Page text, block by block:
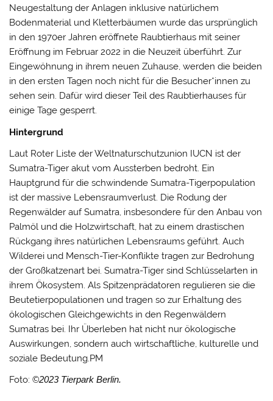
Neugestaltung der Anlagen inklusive natürlichem
Bodenmaterial und Kletterbäumen wurde das ursprünglich
in den 1970er Jahren eröffnete Raubtierhaus mit seiner
Eröffnung im Februar 2022 in die Neuzeit überführt. Zur
Eingewöhnung in ihrem neuen Zuhause, werden die beiden
in den ersten Tagen noch nicht für die Besucher*innen zu
sehen sein. Dafür wird dieser Teil des Raubtierhauses für
einige Tage gesperrt.
Hintergrund
Laut Roter Liste der Weltnaturschutzunion IUCN ist der
Sumatra-Tiger akut vom Aussterben bedroht. Ein
Hauptgrund für die schwindende Sumatra-Tigerpopulation
ist der massive Lebensraumverlust. Die Rodung der
Regenwälder auf Sumatra, insbesondere für den Anbau von
Palmöl und die Holzwirtschaft, hat zu einem drastischen
Rückgang ihres natürlichen Lebensraums geführt. Auch
Wilderei und Mensch-Tier-Konflikte tragen zur Bedrohung
der Großkatzenart bei. Sumatra-Tiger sind Schlüsselarten in
ihrem Ökosystem. Als Spitzenprädatoren regulieren sie die
Beutetierpopulationen und tragen so zur Erhaltung des
ökologischen Gleichgewichts in den Regenwäldern
Sumatras bei. Ihr Überleben hat nicht nur ökologische
Auswirkungen, sondern auch wirtschaftliche, kulturelle und
soziale Bedeutung.PM
Foto:©2023 Tierpark Berlin.